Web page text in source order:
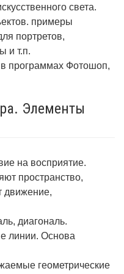
света.
примеры
портретов,
и т.п.
в программах Фотошоп,
Элементы
на восприятие.
пространство,
движение,
диагональ.
линии. Основа
геометрические